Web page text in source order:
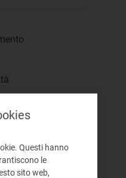
Questi hanno
le
sito web,